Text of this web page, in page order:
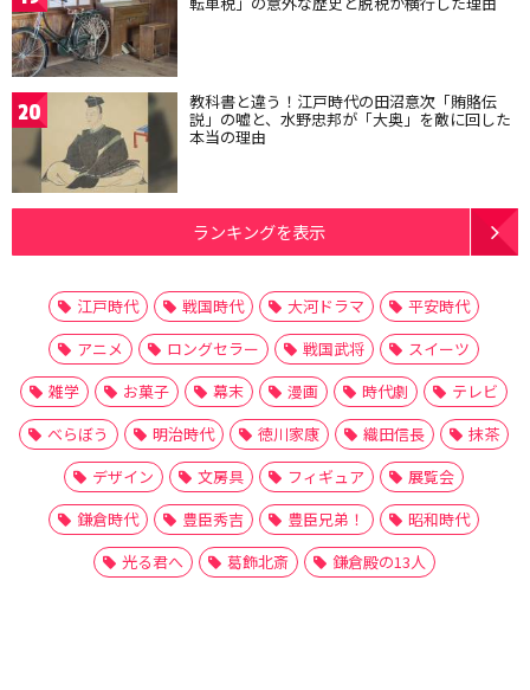
20 教科書と違う！江戸時代の田沼意次「賄賂伝
説」の嘘と、水野忠邦が「大奥」を敵に回した
本当の理由
ランキングを表示
江戸時代 戦国時代 大河ドラマ
平安時代
アニメ
ロングセラー 戦国武将
スイーツ
雑学
お菓子 幕末 漫画 時代劇
テレビ
べらぼう
明治時代 徳川家康 織田信長
抹茶
デザイン
文房具 フィギュア
展覧会
鎌倉時代
豊臣秀吉 豊臣兄弟！
昭和時代
光る君へ
葛飾北斎 鎌倉殿の13人